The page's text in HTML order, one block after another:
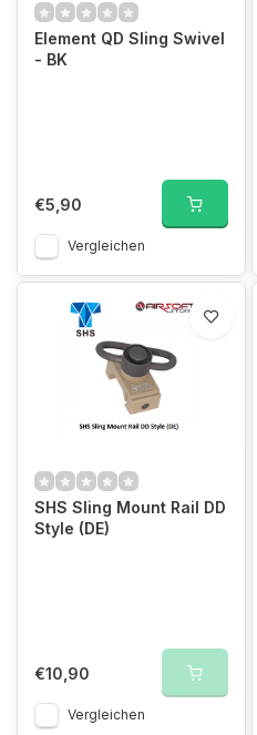
Element QD Sling Swivel
- BK
€5,90
Vergleichen
SHS Sling Mount Rail DD
Style (DE)
€10,90
Vergleichen